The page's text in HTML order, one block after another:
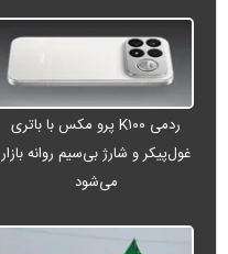
ردمی K۱۰۰ پرو مکس با باتری
غول‌پیکر و شارژ بی‌سیم روانه بازار
می‌شود